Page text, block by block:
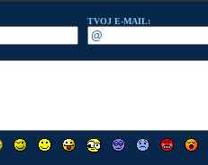
TVOJ E-MAIL: